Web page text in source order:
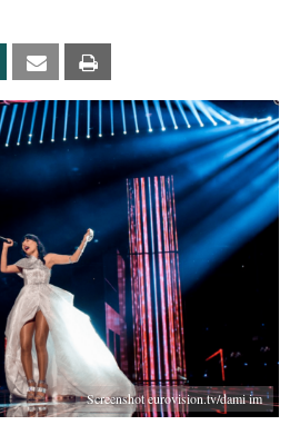
Xing Email
Screenshot eurovision.tv/dami im